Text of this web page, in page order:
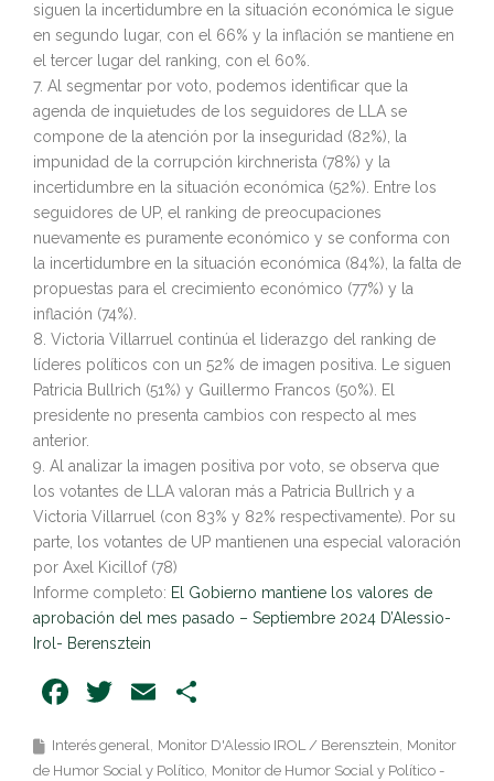
siguen la incertidumbre en la situación económica le sigue
en segundo lugar, con el 66% y la inflación se mantiene en
el tercer lugar del ranking, con el 60%.
7. Al segmentar por voto, podemos identificar que la
agenda de inquietudes de los seguidores de LLA se
compone de la atención por la inseguridad (82%), la
impunidad de la corrupción kirchnerista (78%) y la
incertidumbre en la situación económica (52%). Entre los
seguidores de UP, el ranking de preocupaciones
nuevamente es puramente económico y se conforma con
la incertidumbre en la situación económica (84%), la falta de
propuestas para el crecimiento económico (77%) y la
inflación (74%).
8. Victoria Villarruel continúa el liderazgo del ranking de
líderes políticos con un 52% de imagen positiva. Le siguen
Patricia Bullrich (51%) y Guillermo Francos (50%). El
presidente no presenta cambios con respecto al mes
anterior.
9. Al analizar la imagen positiva por voto, se observa que
los votantes de LLA valoran más a Patricia Bullrich y a
Victoria Villarruel (con 83% y 82% respectivamente). Por su
parte, los votantes de UP mantienen una especial valoración
por Axel Kicillof (78)
Informe completo: El Gobierno mantiene los valores de
aprobación del mes pasado – Septiembre 2024 D’Alessio-
Irol- Berensztein
Facebook
Twitter
Email
Interés general Monitor D'Alessio IROL / Berensztein Monitor
de Humor Social y Político Monitor de Humor Social y Político -